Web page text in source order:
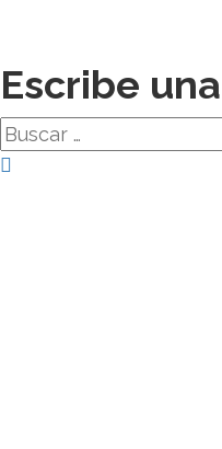
Escribe